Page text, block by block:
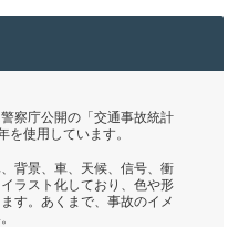
察庁公開の「交通事故統計
使用しています。
背景、車、天候、信号、衝
ラスト化しており、色や形
す。あくまで、事故のイメ